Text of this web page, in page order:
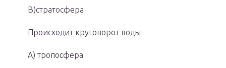
В)стратосфера
Происходит круговорот воды
А) тропосфера